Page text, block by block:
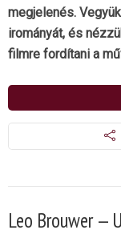
megjelenés.
irományát, és
filmre fordítani a
Leo Brouwer —